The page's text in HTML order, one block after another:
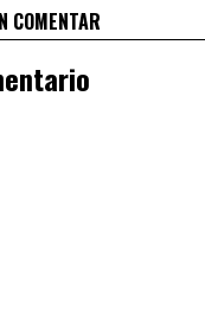
COMENTAR